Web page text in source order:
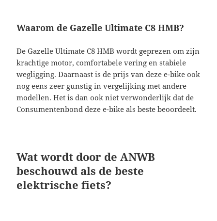
Waarom de Gazelle Ultimate C8 HMB?
De Gazelle Ultimate C8 HMB wordt geprezen om zijn
krachtige motor, comfortabele vering en stabiele
wegligging. Daarnaast is de prijs van deze e-bike ook
nog eens zeer gunstig in vergelijking met andere
modellen. Het is dan ook niet verwonderlijk dat de
Consumentenbond deze e-bike als beste beoordeelt.
Wat wordt door de ANWB
beschouwd als de beste
elektrische fiets?